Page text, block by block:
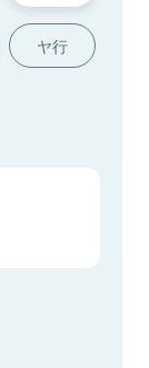
ヤ行